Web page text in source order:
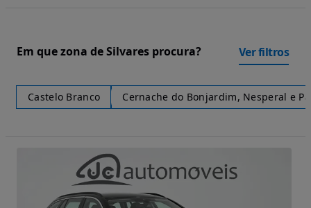
Em que zona de Silvares procura? Ver filtros
Castelo Branco Cernache do Bonjardim, Nesperal e